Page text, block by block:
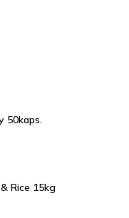
50kaps.
Rice 15kg